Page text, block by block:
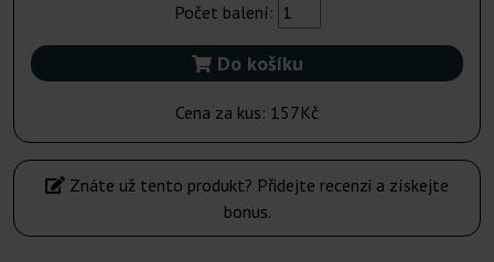
Počet balení:
Do košíku
Cena za kus: 157Kč
Znáte už tento produkt? Přidejte recenzi a získejte
bonus.